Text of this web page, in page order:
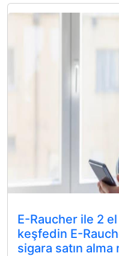
E-Raucher ile 2 el
keşfedin E-
sigara satın alma